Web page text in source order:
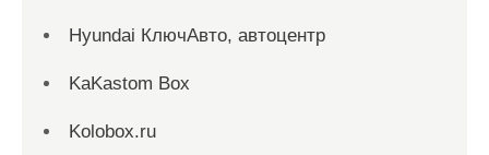
Hyundai КлючАвто, автоцентр
KaKastom Box
Kolobox.ru